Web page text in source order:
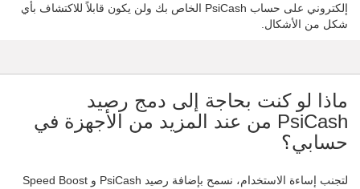
إلكتروني على حساب PsiCash الخاص بك ولن يكون قابلاً للاكتشاف بأي
شكل من الأشكال.
ماذا لو كنت بحاجة إلى دمج رصيد
PsiCash من عند المزيد من الأجهزة في
حسابي؟
لتجنب إساءة الاستخدام، نسمح بإضافة رصيد PsiCash و Speed Boost